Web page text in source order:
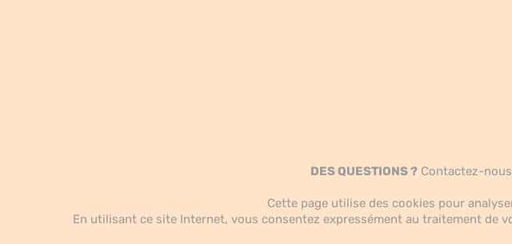
DES QUESTIONS ? Contactez-
Cette page utilise des cookies pour
En utilisant ce site Internet, vous consentez expressément au traitement de